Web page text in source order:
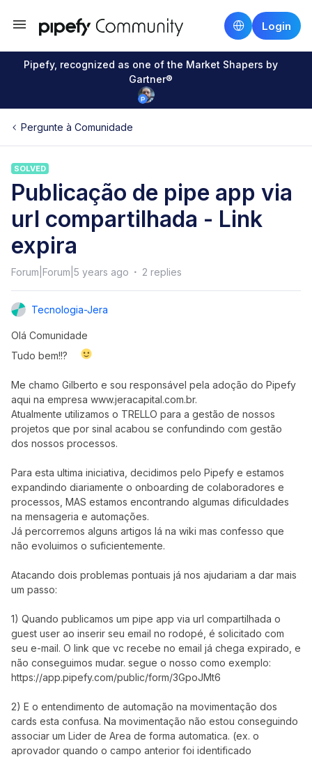
Login
Pipefy, recognized as one of the Market Shapers by
Gartner®
Pergunte à Comunidade
SOLVED
Publicação de pipe app via
url compartilhada - Link
expira
Forum|Forum|5 years ago 2 replies
Tecnologia-Jera
Olá Comunidade
Tudo bem!!?
Me chamo Gilberto e sou responsável pela adoção do Pipefy
aqui na empresa www.jeracapital.com.br.
Atualmente utilizamos o TRELLO para a gestão de nossos
projetos que por sinal acabou se confundindo com gestão
dos nossos processos.
Para esta ultima iniciativa, decidimos pelo Pipefy e estamos
expandindo diariamente o onboarding de colaboradores e
processos, MAS estamos encontrando algumas dificuldades
na mensageria e automações.
Já percorremos alguns artigos lá na wiki mas confesso que
não evoluimos o suficientemente.
Atacando dois problemas pontuais já nos ajudariam a dar mais
um passo:
1) Quando publicamos um pipe app via url compartilhada o
guest user ao inserir seu email no rodopé, é solicitado com
seu e-mail. O link que vc recebe no email já chega expirado, e
não conseguimos mudar. segue o nosso como exemplo:
https://app.pipefy.com/public/form/3GpoJMt6
2) E o entendimento de automação na movimentação dos
cards esta confusa. Na movimentação não estou conseguindo
associar um Lider de Area de forma automatica. (ex. o
aprovador quando o campo anterior foi identificado